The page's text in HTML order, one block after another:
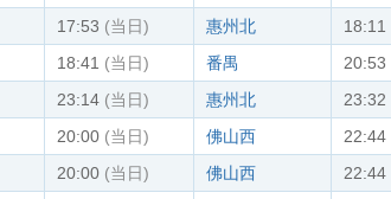
17:53 (当日) 惠州北 18:11
18:41 (当日) 番禺 20:53
23:14 (当日) 惠州北 23:32
20:00 (当日) 佛山西 22:44
20:00 (当日) 佛山西 22:44